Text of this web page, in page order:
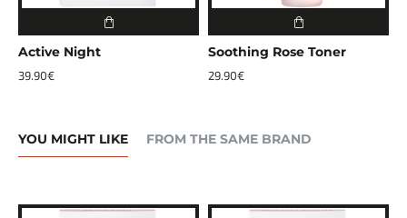
Active Night
39.90€
Soothing Rose Toner
29.90€
YOU MIGHT LIKE FROM THE SAME BRAND